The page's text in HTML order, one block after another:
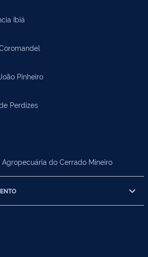
Ibiá
Pinheiro
Perdizes
Agropecuária do Cerrado Mineiro